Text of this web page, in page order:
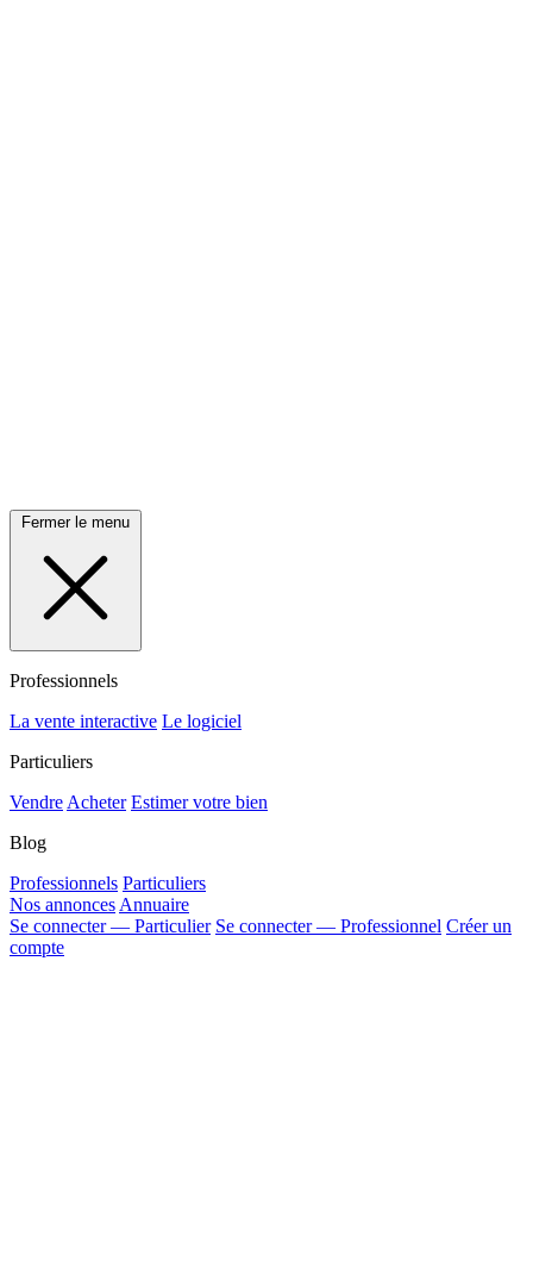
Fermer le menu
Professionnels
La vente interactive Le logiciel
Particuliers
Vendre Acheter Estimer votre bien
Blog
Professionnels Particuliers
Nos annonces Annuaire
Se connecter — Particulier Se connecter — Professionnel Créer un
compte